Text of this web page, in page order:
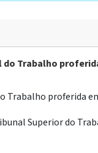
Trabalho
Trabalho proferida
Superior do